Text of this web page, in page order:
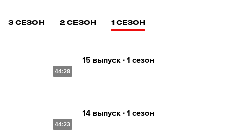
3 СЕЗОН 2 СЕЗОН 1 СЕЗОН
44:28
15 выпуск ∙ 1 сезон
44:23
14 выпуск ∙ 1 сезон